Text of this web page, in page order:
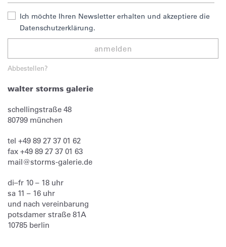
Ich möchte Ihren Newsletter erhalten und akzeptiere die
Datenschutzerklärung.
anmelden
Abbestellen?
walter storms galerie
schellingstraße 48
80799 münchen
tel +49 89 27 37 01 62
fax +49 89 27 37 01 63
mail@storms-galerie.de
di–fr 10 – 18 uhr
sa 11 – 16 uhr
und nach vereinbarung
potsdamer straße 81A
10785 berlin